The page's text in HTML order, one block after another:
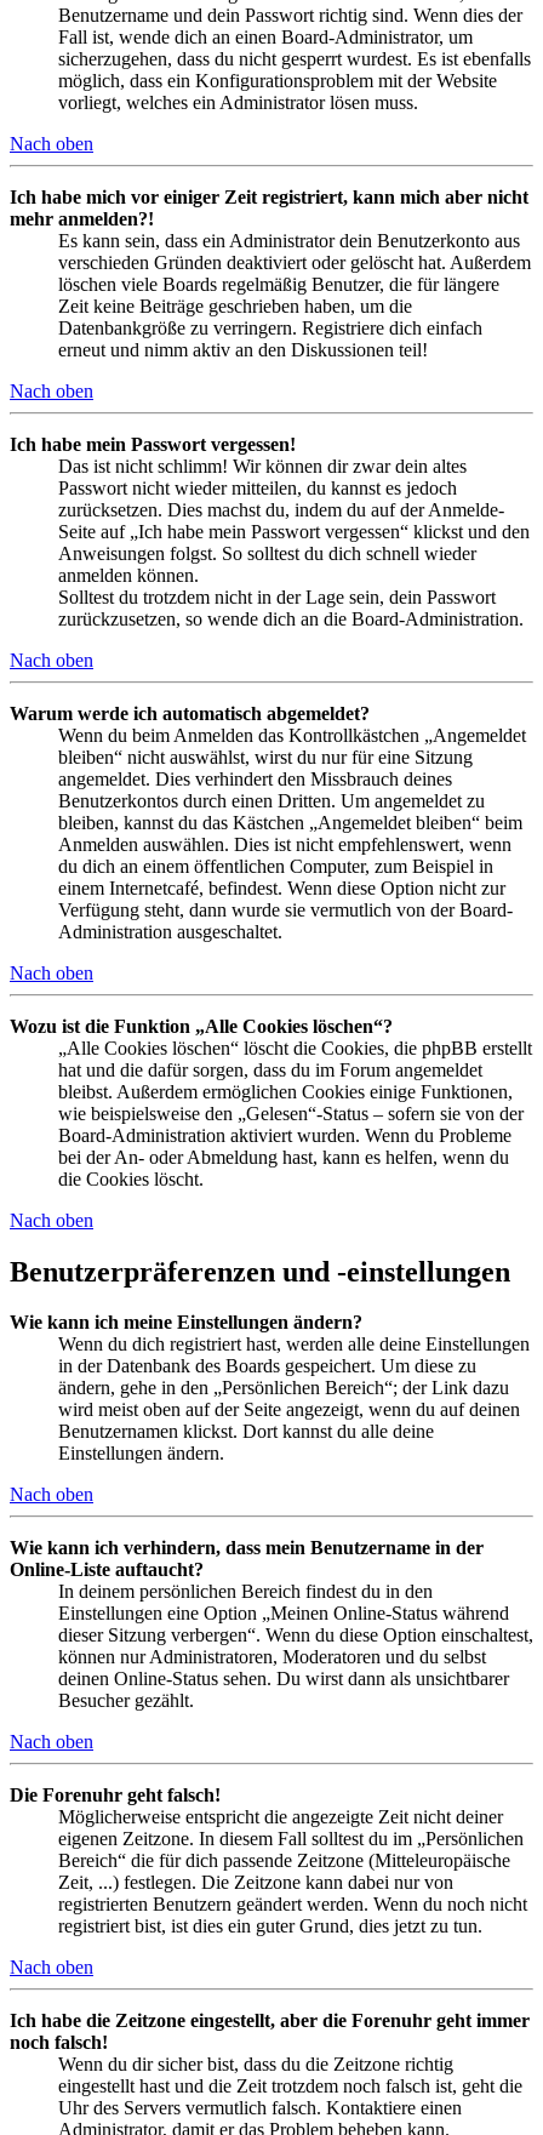
Benutzername und dein Passwort richtig sind. Wenn dies der
Fall ist, wende dich an einen Board-Administrator, um
sicherzugehen, dass du nicht gesperrt wurdest. Es ist ebenfalls
möglich, dass ein Konfigurationsproblem mit der Website
vorliegt, welches ein Administrator lösen muss.
Nach oben
Ich habe mich vor einiger Zeit registriert, kann mich aber nicht
mehr anmelden?!
Es kann sein, dass ein Administrator dein Benutzerkonto aus
verschieden Gründen deaktiviert oder gelöscht hat. Außerdem
löschen viele Boards regelmäßig Benutzer, die für längere
Zeit keine Beiträge geschrieben haben, um die
Datenbankgröße zu verringern. Registriere dich einfach
erneut und nimm aktiv an den Diskussionen teil!
Nach oben
Ich habe mein Passwort vergessen!
Das ist nicht schlimm! Wir können dir zwar dein altes
Passwort nicht wieder mitteilen, du kannst es jedoch
zurücksetzen. Dies machst du, indem du auf der Anmelde-
Seite auf „Ich habe mein Passwort vergessen“ klickst und den
Anweisungen folgst. So solltest du dich schnell wieder
anmelden können.
Solltest du trotzdem nicht in der Lage sein, dein Passwort
zurückzusetzen, so wende dich an die Board-Administration.
Nach oben
Warum werde ich automatisch abgemeldet?
Wenn du beim Anmelden das Kontrollkästchen „Angemeldet
bleiben“ nicht auswählst, wirst du nur für eine Sitzung
angemeldet. Dies verhindert den Missbrauch deines
Benutzerkontos durch einen Dritten. Um angemeldet zu
bleiben, kannst du das Kästchen „Angemeldet bleiben“ beim
Anmelden auswählen. Dies ist nicht empfehlenswert, wenn
du dich an einem öffentlichen Computer, zum Beispiel in
einem Internetcafé, befindest. Wenn diese Option nicht zur
Verfügung steht, dann wurde sie vermutlich von der Board-
Administration ausgeschaltet.
Nach oben
Wozu ist die Funktion „Alle Cookies löschen“?
„Alle Cookies löschen“ löscht die Cookies, die phpBB erstellt
hat und die dafür sorgen, dass du im Forum angemeldet
bleibst. Außerdem ermöglichen Cookies einige Funktionen,
wie beispielsweise den „Gelesen“-Status – sofern sie von der
Board-Administration aktiviert wurden. Wenn du Probleme
bei der An- oder Abmeldung hast, kann es helfen, wenn du
die Cookies löscht.
Nach oben
Benutzerpräferenzen und -einstellungen
Wie kann ich meine Einstellungen ändern?
Wenn du dich registriert hast, werden alle deine Einstellungen
in der Datenbank des Boards gespeichert. Um diese zu
ändern, gehe in den „Persönlichen Bereich“; der Link dazu
wird meist oben auf der Seite angezeigt, wenn du auf deinen
Benutzernamen klickst. Dort kannst du alle deine
Einstellungen ändern.
Nach oben
Wie kann ich verhindern, dass mein Benutzername in der
Online-Liste auftaucht?
In deinem persönlichen Bereich findest du in den
Einstellungen eine Option „Meinen Online-Status während
dieser Sitzung verbergen“. Wenn du diese Option einschaltest,
können nur Administratoren, Moderatoren und du selbst
deinen Online-Status sehen. Du wirst dann als unsichtbarer
Besucher gezählt.
Nach oben
Die Forenuhr geht falsch!
Möglicherweise entspricht die angezeigte Zeit nicht deiner
eigenen Zeitzone. In diesem Fall solltest du im „Persönlichen
Bereich“ die für dich passende Zeitzone (Mitteleuropäische
Zeit, ...) festlegen. Die Zeitzone kann dabei nur von
registrierten Benutzern geändert werden. Wenn du noch nicht
registriert bist, ist dies ein guter Grund, dies jetzt zu tun.
Nach oben
Ich habe die Zeitzone eingestellt, aber die Forenuhr geht immer
noch falsch!
Wenn du dir sicher bist, dass du die Zeitzone richtig
eingestellt hast und die Zeit trotzdem noch falsch ist, geht die
Uhr des Servers vermutlich falsch. Kontaktiere einen
Administrator, damit er das Problem beheben kann.